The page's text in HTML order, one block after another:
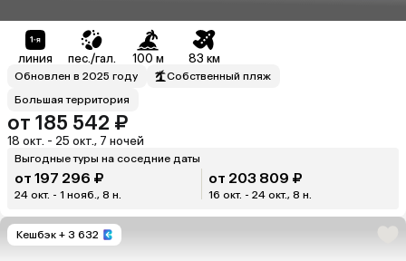
линия пес./гал. 100 м 83 км
Обновлен в 2025 году
Собственный пляж
Большая территория
от 185 542 ₽
18 окт. - 25 окт., 7 ночей
Выгодные туры на соседние даты
от 197 296 ₽
24 окт. - 1 нояб., 8 н.
от 203 809 ₽
16 окт. - 24 окт., 8 н.
Кешбэк + 3 632